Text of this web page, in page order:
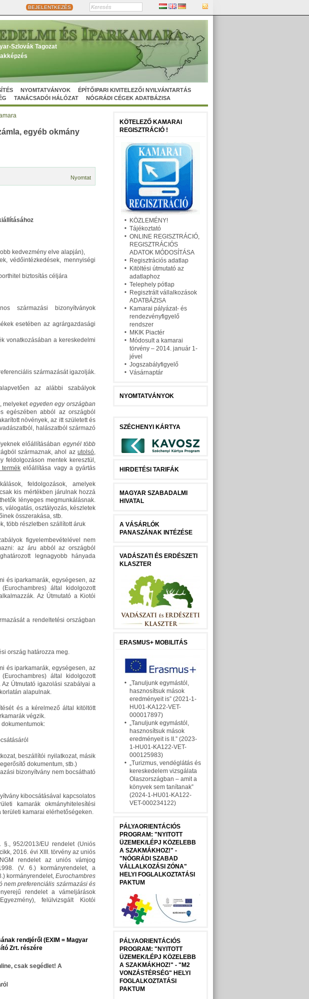
BEJELENTKEZÉS
Szlovák Tagozat
NYOMTATVÁNYOK
ÉPÍTŐIPARI KIVITELEZŐI NYILVÁNTARTÁS
TANÁCSADÓI HÁLÓZAT NÓGRÁDI CÉGEK ADATBÁZISA
egyéb okmány
Nyomtat
kedvezmény elve alapján),
védőintézkedések, mennyiségi
biztosítás céljára
származási bizonyítványok
esetében az agrárgazdasági
vonatkozásában a kereskedelmi
származását igazolják.
az alábbi szabályok
melyeket egyetlen egy országban
egészében abból az országból
növények, az itt született és
halászatból származó
előállításában egynél több
származnak, ahol az utolsó,
feldolgozáson mentek keresztül,
termék előállítása vagy a gyártás
feldolgozások, amelyek
kis mértékben járulnak hozzá
lényeges megmunkálásnak.
válogatás, osztályozás, készletek
összerakása, stb.
több részletben szállított áruk
figyelembevételével nem
az áru abból az országból
legnagyobb hányada
és iparkamarák, egységesen, az
által kidolgozott
Az Útmutató a Kiotói
a rendeltetési országban
ország határozza meg.
és iparkamarák, egységesen, az
által kidolgozott
Útmutató igazolási szabályai a
alapulnak.
és a kérelmező által kitöltött
végzik.
beszállítói nyilatkozat, másik
dokumentum, stb.)
bizonyítvány nem bocsátható
kibocsátásával kapcsolatos
kamarák okmányhitelesítési
kamarai elérhetőségeken.
952/2013/EU rendelet (Uniós
2016. évi XIII. törvény az uniós
rendelet az uniós vámjog
(V. 6.) kormányrendelet, a
kormányrendelet, Eurochambres
nem preferenciális származási és
rendelet a vámeljárások
felülvizsgált Kiotói
rendjéről (EXIM = Magyar
Zrt. részére
csak segédlet! A
KÖTELEZŐ KAMARAI
REGISZTRÁCIÓ !
KÖZLEMÉNY!
Tájékoztató
ONLINE REGISZTRÁCIÓ,
REGISZTRÁCIÓS
ADATOK MÓDOSÍTÁSA
Regisztrációs adatlap
Kitöltési útmutató az
adatlaphoz
Telephely pótlap
Regisztrált vállalkozások
ADATBÁZISA
Kamarai pályázat- és
rendezvényfigyelő
rendszer
MKIK Piactér
Módosult a kamarai
törvény – 2014. január 1-
jével
Jogszabályfigyelő
Vásárnaptár
NYOMTATVÁNYOK
SZÉCHENYI KÁRTYA
HIRDETÉSI TARIFÁK
MAGYAR SZABADALMI
HIVATAL
A VÁSÁRLÓK
PANASZÁNAK INTÉZÉSE
VADÁSZATI ÉS ERDÉSZETI
KLASZTER
ERASMUS+ MOBILITÁS
„Tanuljunk egymástól,
hasznosítsuk mások
eredményeit is” (2021-1-
HU01-KA122-VET-
000017897)
„Tanuljunk egymástól,
hasznosítsuk mások
eredményeit is II.” (2023-
1-HU01-KA122-VET-
000125983)
„Turizmus, vendéglátás és
kereskedelem vizsgálata
Olaszországban – amit a
könyvek sem tanítanak”
(2024-1-HU01-KA122-
VET-000234122)
PÁLYAORIENTÁCIÓS
PROGRAM: "NYITOTT
ÜZEMEK/LÉPJ KÖZELEBB
A SZAKMÁKHOZ!" -
"NÓGRÁDI SZABAD
VÁLLALKOZÁSI ZÓNA"
HELYI FOGLALKOZTATÁSI
PAKTUM
PÁLYAORIENTÁCIÓS
PROGRAM: "NYITOTT
ÜZEMEK/LÉPJ KÖZELEBB
A SZAKMÁKHOZ!" - "M2
VONZÁSTÉRSÉG" HELYI
FOGLALKOZTATÁSI
PAKTUM